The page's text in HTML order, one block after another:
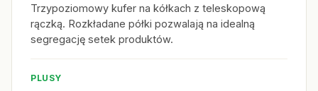
Trzypoziomowy kufer na kółkach z teleskopową
rączką. Rozkładane półki pozwalają na idealną
segregację setek produktów.
PLUSY